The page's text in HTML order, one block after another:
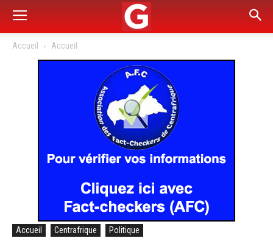
Accueil Accueil
Accueil Centrafrique Politique